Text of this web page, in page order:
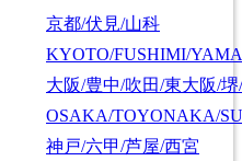
京都/伏見/山科
KYOTO/FUSHIMI/
大阪/豊中/吹田/東大阪/
OSAKA/TOYONAKA/
神戸/六甲/芦屋/西宮